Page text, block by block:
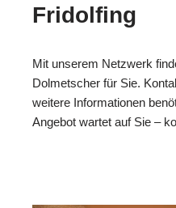
Fridolfing
Mit unserem Netzwerk
Dolmetscher für Sie.
weitere Informationen
Angebot wartet auf Sie –